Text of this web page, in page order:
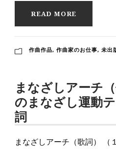
READ MORE
作曲作品, 作曲家のお仕事, 未出
まなざしアーチ
のまなざし運動
詞
まなざしアーチ（歌詞）